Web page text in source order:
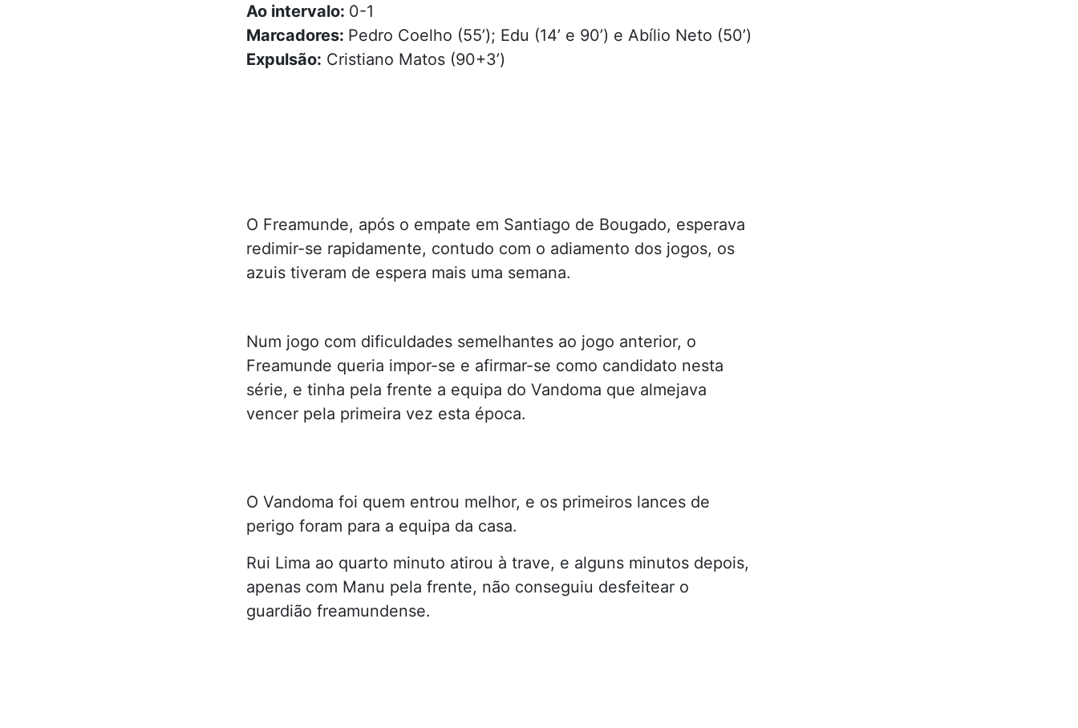
Ao intervalo: 0-1
Marcadores: Pedro Coelho (55’); Edu (14’ e 90’) e Abílio Neto (50’)
Expulsão: Cristiano Matos (90+3’)
O Freamunde, após o empate em Santiago de Bougado, esperava
redimir-se rapidamente, contudo com o adiamento dos jogos, os
azuis tiveram de espera mais uma semana.
Num jogo com dificuldades semelhantes ao jogo anterior, o
Freamunde queria impor-se e afirmar-se como candidato nesta
série, e tinha pela frente a equipa do Vandoma que almejava
vencer pela primeira vez esta época.
O Vandoma foi quem entrou melhor, e os primeiros lances de
perigo foram para a equipa da casa.
Rui Lima ao quarto minuto atirou à trave, e alguns minutos depois,
apenas com Manu pela frente, não conseguiu desfeitear o
guardião freamundense.